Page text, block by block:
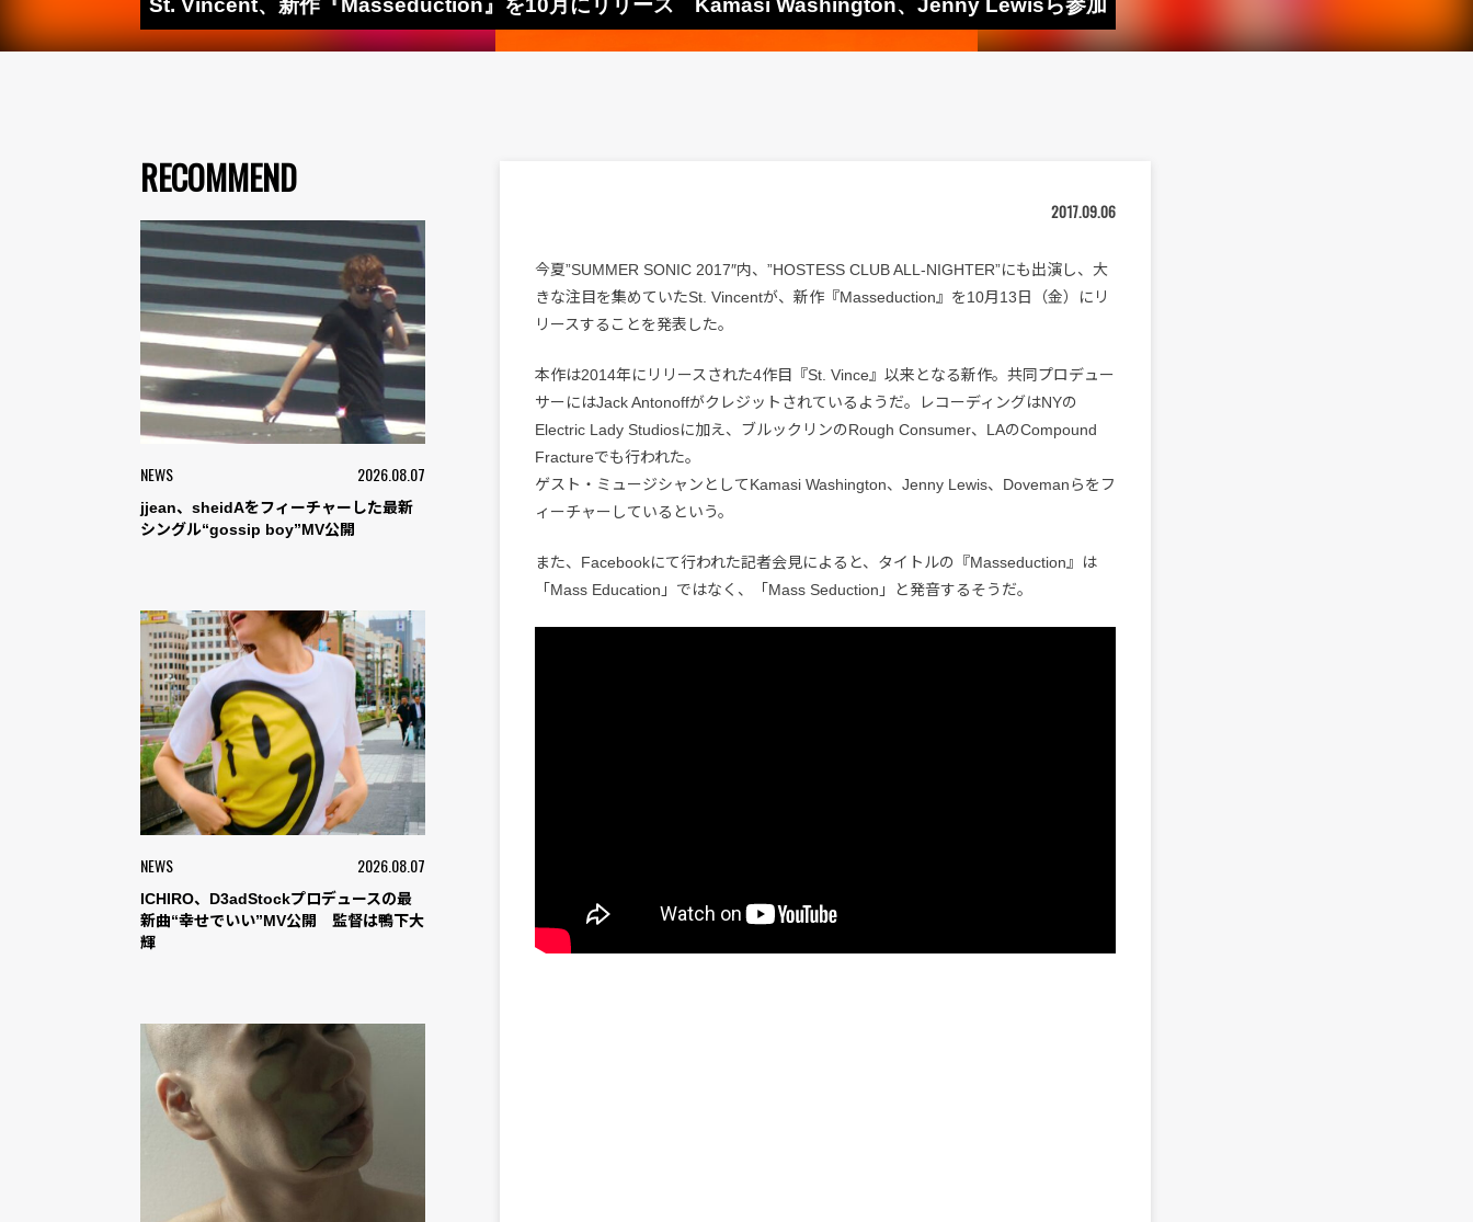
St. Vincent、新作『Masseduction』を10月にリリース Kamasi Washington、Jenny Lewisら参加
RECOMMEND
NEWS 2026.08.07
jjean、sheidAをフィーチャーした最新
シングル“gossip boy”MV公開
NEWS 2026.08.07
ICHIRO、D3adStockプロデュースの最
新曲“幸せでいい”MV公開 監督は鴨下大
輝
2017.09.06
今夏”SUMMER SONIC 2017″内、”HOSTESS CLUB ALL-NIGHTER”にも出演し、大
きな注目を集めていたSt. Vincentが、新作『Masseduction』を10月13日（金）にリ
リースすることを発表した。
本作は2014年にリリースされた4作目『St. Vince』以来となる新作。共同プロデュー
サーにはJack Antonoffがクレジットされているようだ。レコーディングはNYの
Electric Lady Studiosに加え、ブルックリンのRough Consumer、LAのCompound
Fractureでも行われた。
ゲスト・ミュージシャンとしてKamasi Washington、Jenny Lewis、Dovemanらをフ
ィーチャーしているという。
また、Facebookにて行われた記者会見によると、タイトルの『Masseduction』は
「Mass Education」ではなく、「Mass Seduction」と発音するそうだ。